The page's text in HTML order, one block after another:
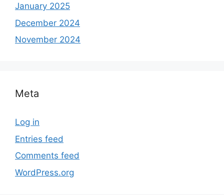
January 2025
December 2024
November 2024
Meta
Log in
Entries feed
Comments feed
WordPress.org